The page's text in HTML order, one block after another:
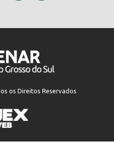
os Direitos Reservados